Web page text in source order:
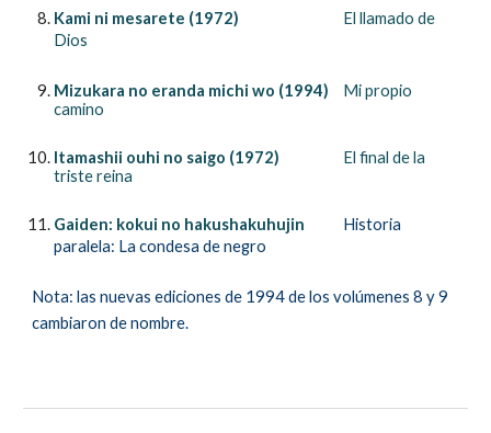
Kami ni mesarete (1972)
El llamado de
Dios
Mizukara no eranda michi wo (1994) Mi propio
camino
Itamashii ouhi no saigo (1972)
El final de la
triste reina
Gaiden: kokui no hakushakuhujin Historia
paralela: La condesa de negro
Nota: las nuevas ediciones de 1994 de los volúmenes 8 y 9
cambiaron de nombre.